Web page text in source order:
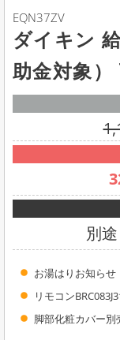
EQN37ZV
ダイキン
助金対象
別
お湯はりお知らせ
リモコン
脚部化粧カバー別